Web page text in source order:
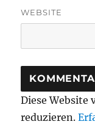
WEBSITE
Diese Website
reduzieren.